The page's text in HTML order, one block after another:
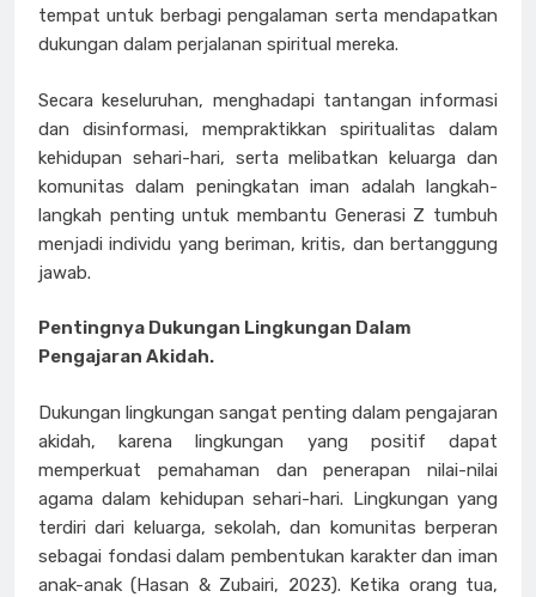
tempat untuk berbagi pengalaman serta mendapatkan
dukungan dalam perjalanan spiritual mereka.
Secara keseluruhan, menghadapi tantangan informasi
dan disinformasi, mempraktikkan spiritualitas dalam
kehidupan sehari-hari, serta melibatkan keluarga dan
komunitas dalam peningkatan iman adalah langkah-
langkah penting untuk membantu Generasi Z tumbuh
menjadi individu yang beriman, kritis, dan bertanggung
jawab.
Pentingnya Dukungan Lingkungan Dalam
Pengajaran Akidah.
Dukungan lingkungan sangat penting dalam pengajaran
akidah, karena lingkungan yang positif dapat
memperkuat pemahaman dan penerapan nilai-nilai
agama dalam kehidupan sehari-hari. Lingkungan yang
terdiri dari keluarga, sekolah, dan komunitas berperan
sebagai fondasi dalam pembentukan karakter dan iman
anak-anak (Hasan & Zubairi, 2023). Ketika orang tua,